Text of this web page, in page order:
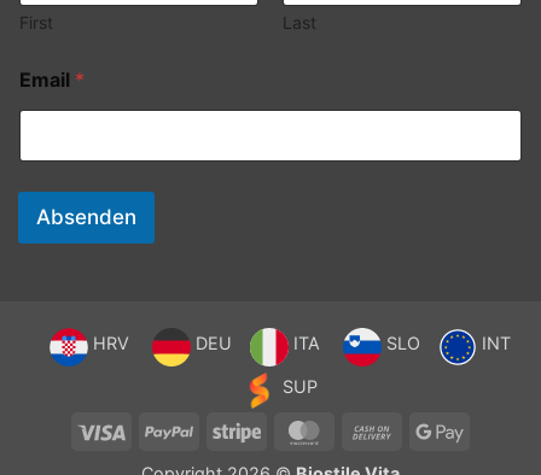
First Last
Email *
Absenden
HRV DEU ITA SLO INT
SUP
Visa PayPal Stripe MasterCardCash
Google